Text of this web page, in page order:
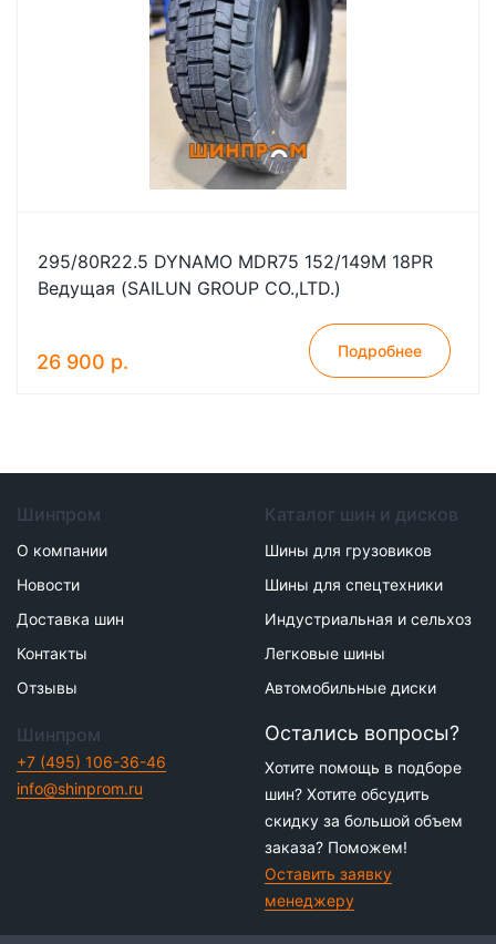
295/80R22.5 DYNAMO MDR75 152/149M 18PR
Ведущая (SAILUN GROUP CO.,LTD.)
26 900 р. Подробнее
Шинпром
О компании
Новости
Доставка шин
Контакты
Отзывы
Каталог шин и дисков
Шины для грузовиков
Шины для спецтехники
Индустриальная и сельхоз
Легковые шины
Автомобильные диски
Шинпром
+7 (495) 106-36-46
info@shinprom.ru
Остались вопросы?
Хотите помощь в подборе
шин? Хотите обсудить
скидку за большой объем
заказа? Поможем!
Оставить заявку
менеджеру